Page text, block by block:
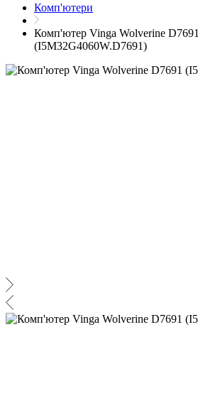
Комп'ютери
Комп'ютер Vinga Wolverine D7691
(I5M32G4060W.D7691)